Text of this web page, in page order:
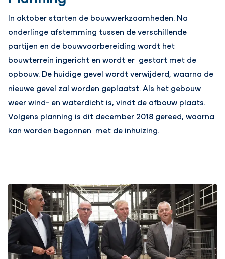
In oktober starten de bouwwerkzaamheden. Na
onderlinge afstemming tussen de verschillende
partijen en de bouwvoorbereiding wordt het
bouwterrein ingericht en wordt er gestart met de
opbouw. De huidige gevel wordt verwijderd, waarna de
nieuwe gevel zal worden geplaatst. Als het gebouw
weer wind- en waterdicht is, vindt de afbouw plaats.
Volgens planning is dit december 2018 gereed, waarna
kan worden begonnen met de inhuizing.